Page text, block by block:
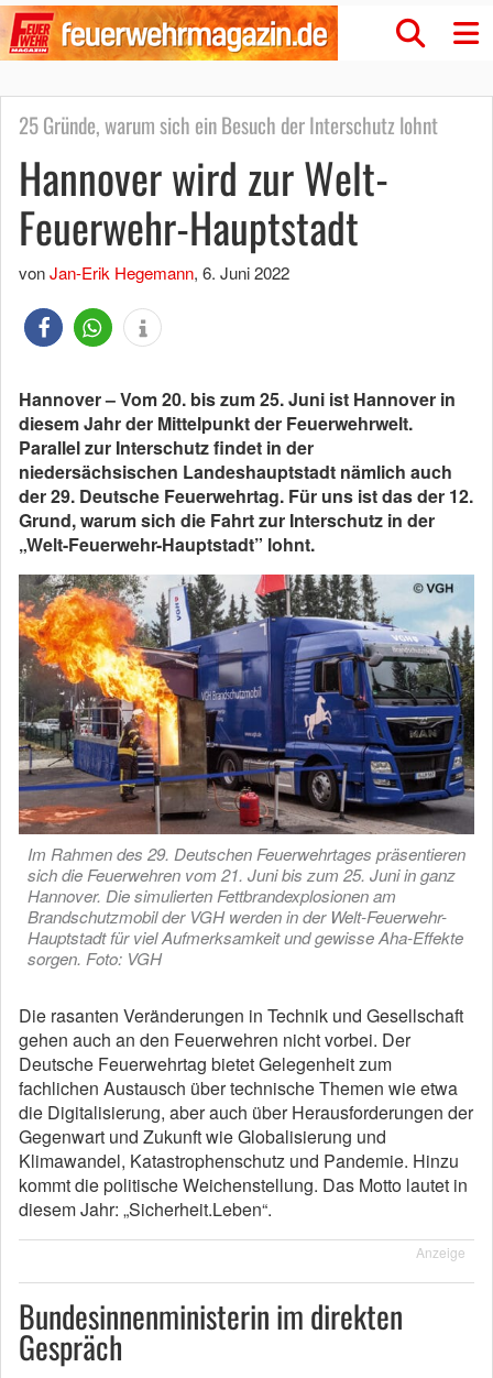
25 Gründe, warum sich ein Besuch der Interschutz lohnt
Hannover wird zur Welt-
Feuerwehr-Hauptstadt
vonJan-Erik Hegemann, 6. Juni 2022
Hannover – Vom 20. bis zum 25. Juni ist Hannover in
diesem Jahr der Mittelpunkt der Feuerwehrwelt.
Parallel zur Interschutz findet in der
niedersächsischen Landeshauptstadt nämlich auch
der 29. Deutsche Feuerwehrtag. Für uns ist das der 12.
Grund, warum sich die Fahrt zur Interschutz in der
„Welt-Feuerwehr-Hauptstadt” lohnt.
Im Rahmen des 29. Deutschen Feuerwehrtages präsentieren
sich die Feuerwehren vom 21. Juni bis zum 25. Juni in ganz
Hannover. Die simulierten Fettbrandexplosionen am
Brandschutzmobil der VGH werden in der Welt-Feuerwehr-
Hauptstadt für viel Aufmerksamkeit und gewisse Aha-Effekte
sorgen. Foto: VGH
Die rasanten Veränderungen in Technik und Gesellschaft
gehen auch an den Feuerwehren nicht vorbei. Der
Deutsche Feuerwehrtag bietet Gelegenheit zum
fachlichen Austausch über technische Themen wie etwa
die Digitalisierung, aber auch über Herausforderungen der
Gegenwart und Zukunft wie Globalisierung und
Klimawandel, Katastrophenschutz und Pandemie. Hinzu
kommt die politische Weichenstellung. Das Motto lautet in
diesem Jahr: „Sicherheit.Leben“.
Anzeige
Bundesinnenministerin im direkten
Gespräch